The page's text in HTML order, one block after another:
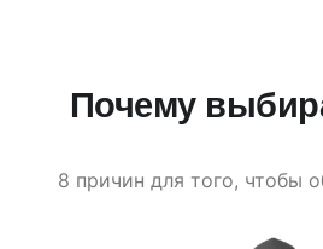
Почему
8 причин для того, чтобы